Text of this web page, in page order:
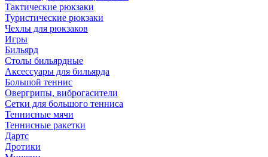
Тактические рюкзаки
Туристические рюкзаки
Чехлы для рюкзаков
Игры
Бильярд
Столы бильярдные
Аксессуары для бильярда
Большой теннис
Овергрипы, виброгасители
Сетки для большого тенниса
Теннисные мячи
Теннисные ракетки
Дартс
Дротики